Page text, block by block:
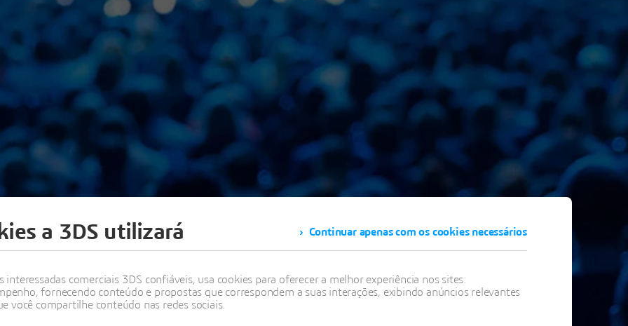
SIMULIA BRAZIL
Continuar apenas com os cookies necessários
a 3DS utilizará
comerciais 3DS confiáveis, usa cookies para oferecer a melhor experiência nos sites:
fornecendo conteúdo e propostas que correspondem a suas interações, exibindo anúncios relevantes
você compartilhe conteúdo nas redes sociais.